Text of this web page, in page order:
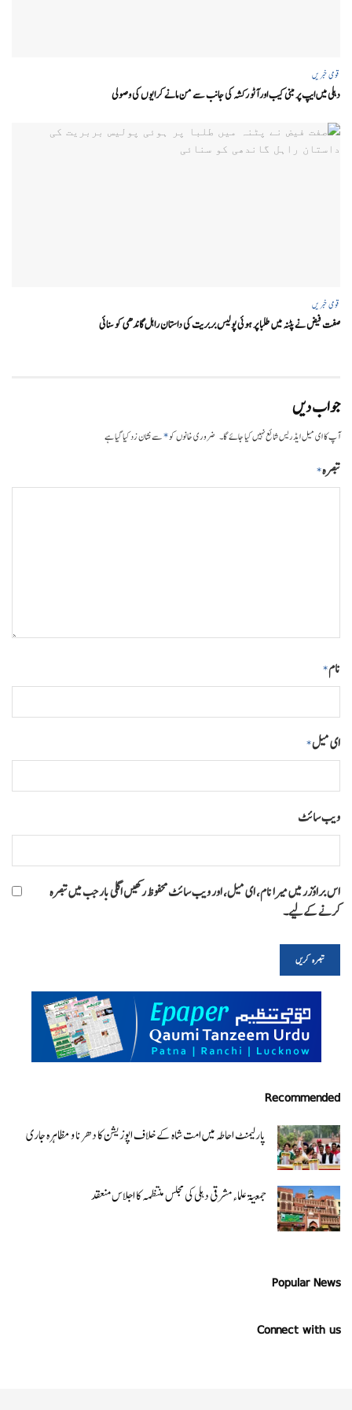
قومی خبریں
دہلی میں ایپ پر مبنی کیب اور آٹو رکشہ کی جانب سے من مانے کرایوں کی وصولی
قومی خبریں
صفت فیض نے پٹنہ میں طلبا پر ہوئی پولیس بربریت کی داستان راہل گاندھی کو سنائی
جواب دیں
آپ کا ای میل ایڈریس شائع نہیں کیا جائے گا۔ ضروری خانوں کو*سے نشان زد کیا گیا ہے
تبصرہ*
نام*
ای میل*
ویب‌ سائٹ
اس براؤزر میں میرا نام، ای میل، اور ویب سائٹ محفوظ رکھیں اگلی بار جب میں تبصرہ
کرنے کےلیے۔
Recommended
پارلیمنٹ احاطہ میں امت شاہ کے خلاف اپوزیشن کا دھرنا و مظاہرہ جاری
جمعیۃ علماء مشرقی دہلی کی مجلس منتظمہ کا اجلاس منعقد
Popular News
Connect with us